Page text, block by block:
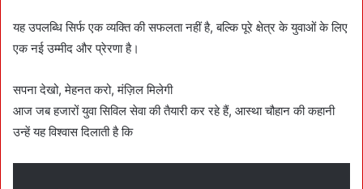
यह उपलब्धि सिर्फ एक व्यक्ति की सफलता नहीं है, बल्कि पूरे क्षेत्र के युवाओं के लिए
एक नई उम्मीद और प्रेरणा है।
सपना देखो, मेहनत करो, मंज़िल मिलेगी
आज जब हजारों युवा सिविल सेवा की तैयारी कर रहे हैं, आस्था चौहान की कहानी
उन्हें यह विश्वास दिलाती है कि